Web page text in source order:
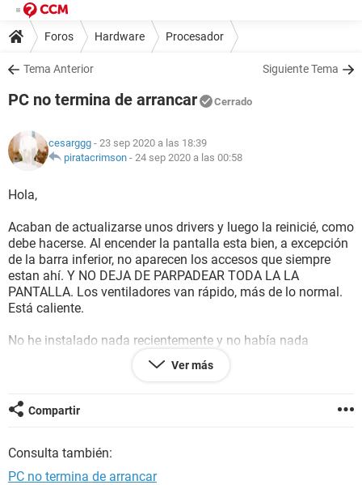
Foros Hardware Procesador
Tema Anterior Siguiente Tema
PC no termina de arrancar Cerrado
cesarggg - 23 sep 2020 a las 18:39
piratacrimson - 24 sep 2020 a las 00:58
Hola,
Acaban de actualizarse unos drivers y luego la reinicié, como
debe hacerse. Al encender la pantalla esta bien, a excepción
de la barra inferior, no aparecen los accesos que siempre
estan ahí. Y NO DEJA DE PARPADEAR TODA LA LA
PANTALLA. Los ventiladores van rápido, más de lo normal.
Está caliente.
No he instalado nada recientemente y no había nada
conectado más que el mouse. Ya forcé el apagado. Esperé y
la volví a encender pero sigue igual.
No puedo abrir nada. Ni picando la tecla de inicio.
Nunca había pasado y es una buena pc, con sólo 10 meses
y sin historial de fallas. Es una MSI.
Ver más
Compartir
Consulta también:
PC no termina de arrancar